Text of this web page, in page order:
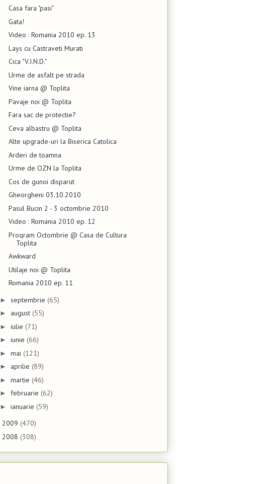
Casa fara "pasi"
Gata!
Video : Romania 2010 ep. 13
Lays cu Castraveti Murati
Cica "V.I.N.D."
Urme de asfalt pe strada
Vine iarna @ Toplita
Pavaje noi @ Toplita
Fara sac de protectie?
Ceva albastru @ Toplita
Alte upgrade-uri la Biserica Catolica
Arderi de toamna
Urme de OZN la Toplita
Cos de gunoi disparut
Gheorgheni 03.10.2010
Pasul Bucin 2 - 3 octombrie 2010
Video : Romania 2010 ep. 12
Program Octombrie @ Casa de Cultura
Toplita
Awkward
Utilaje noi @ Toplita
Romania 2010 ep. 11
► septembrie (65)
► august (55)
► iulie (71)
► iunie (66)
► mai (121)
► aprilie (89)
► martie (46)
► februarie (62)
► ianuarie (59)
2009 (470)
2008 (308)